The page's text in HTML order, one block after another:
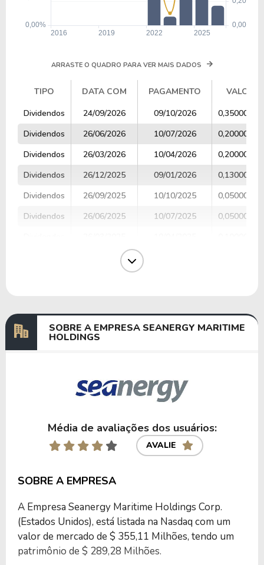
ARRASTE O QUADRO PARA VER MAIS DADOS
TIPO DATA COM PAGAMENTO
VALOR
TIPO
DATA COM PAGAMENTO VALOR
Dividendos 24/09/2026 09/10/2026
0,35000000
Dividendos
26/06/2026 10/07/2026
0,20000000
Dividendos
26/03/2026 10/04/2026
0,20000000
Dividendos
26/12/2025 09/01/2026
0,13000000
Dividendos
26/09/2025 10/10/2025
0,05000000
Dividendos
26/06/2025 10/07/2025
0,05000000
26/12/2024
SOBRE A EMPRESA SEANERGY MARITIME
HOLDINGS
Média de avaliações dos usuários:
AVALIE
SOBRE A EMPRESA
A Empresa Seanergy Maritime Holdings Corp.
(Estados Unidos), está listada na Nasdaq com um
valor de mercado de $ 355,11 Milhões, tendo um
patrimônio de $ 289,28 Milhões.